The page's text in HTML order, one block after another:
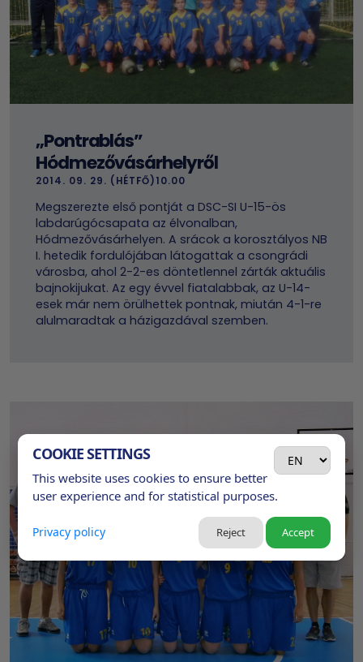
„Pontrablás”
Hódmezővásárhelyről
2014. 09. 29. (HÉTFŐ)10.00
Megszerezte első pontját a DSC-SI U-15-ös
labdarúgócsapata az élvonalban,
Hódmezővásárhelyen. A srácok a korosztályos NB
I. hetedik fordulójában látogattak a csongrádi
városba, ahol 2-2-es döntetlennel zárták aktuális
bajnokijukat. Az egy évvel fiatalabbak, az U-14-
esek már nem örülhettek pontnak, miután 4-1-re
alulmaradtak a házigazdával szemben.
COOKIE SETTINGS
This website uses cookies to ensure better
user experience and for statistical purposes.
Privacy policy Reject Accept